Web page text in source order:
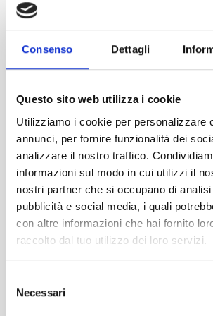
Consenso Dettagli
Questo sito web utilizza i cookie
Utilizziamo i cookie per personalizzare
annunci, per fornire funzionalità dei
analizzare il nostro traffico.
informazioni sul modo in cui utilizzi il
nostri partner che si occupano di
pubblicità e social media, i quali
con altre informazioni che hai fornito
raccolto dal tuo utilizzo dei loro servizi.
delNecessari
nell’albo di acquisire i crediti
l’adempimento dell’obbligo formativo
ottenuto l’accreditamento da parte del
COSTI DI ISCRIZIONE
ISCRITTI ADCEC TRE VENEZIE
€ 0,00
NON ISCRITTI ADCEC TRE
€ 50,00
EVENTO
Prenotazioni chiuse il 02/02/2022
TAG
SEMINARIO